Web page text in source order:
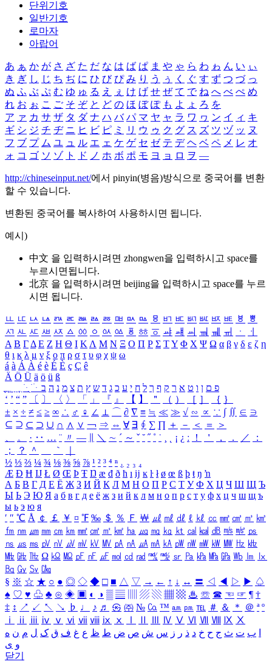
단위기호
일반기호
로마자
아랍어
あ ぁ か が さ ざ た だ な は ば ぱ ま や ゃ ら わ ゎ ん い ぃ
き ぎ し じ ち ぢ に ひ び ぴ み り う ぅ く ぐ す ず つ づ っ
ぬ ふ ぶ ぷ む ゆ ゅ る え ぇ け げ せ ぜ て で ね へ べ ぺ め
れ お ぉ こ ご そ ぞ と ど の ほ ぼ ぽ も よ ょ ろ を
ア ァ カ サ ザ タ ダ ナ ハ バ パ マ ヤ ャ ラ ワ ヮ ン イ ィ キ
ギ シ ジ チ ヂ ニ ヒ ビ ピ ミ リ ウ ゥ ク グ ス ズ ツ ヅ ッ ヌ
フ ブ プ ム ユ ュ ル エ ェ ケ ゲ セ ゼ テ デ ヘ ベ ペ メ レ オ
ォ コ ゴ ソ ゾ ト ド ノ ホ ボ ポ モ ヨ ョ ロ ヲ ―
http://chineseinput.net/에서 pinyin(병음)방식으로 중국어를 변환
할 수 있습니다.
변환된 중국어를 복사하여 사용하시면 됩니다.
예시)
中文 을 입력하시려면 zhongwen을 입력하시고 space를
누르시면됩니다.
北京 을 입력하시려면 beijing을 입력하시고 space를 누르
시면 됩니다.
ㅥ ㅦ ㅧ ㅨ ㅩ ㅪ ㅫ ㅬ ㅭ ㅮ ㅯ ㅰ ㅱ ㅲ ㅳ ㅴ ㅵ ㅶ ㅷ ㅸ
ㅹ
ㅺ ㅻ ㅼ ㅽ ㅾ ㅿ ㆀ ㆁ ㆂ ㆃ ㆄ ㆅ ㆆ ㆇ ㆈ ㆉ ㆊ ㆋ ㆌ ㆍ
ㆎ
Α Β ΓΔ Ε Ζ Η Θ Ι ΚΛ Μ Ν Ξ Ο Π Ρ Σ ΤΥ Φ Χ Ψ Ω α β γ δ ε ζ η
θ ι κ λ μ ν ξ ο π ρ σ τ υ φ χ ψ ω
á à Á À é è É È ç Ç ê
Ä Ö Ü ä ö ü ß
ִֶֹ ֻּ ׁׂ פ ם ן ו ט א ר ק ף ך ל ח י ע כ ג ד ש ץ ת צ מ נ ה ב
‘ ’ “ ” 〔 〕 〈 〉 「 」 『 』 【 】 ＂ （ ） ［ ］ ｛ ｝
± × ÷ ≠ ≤ ≥ ∞ ∴ ♂ ♀ ∠ ⊥ ⌒ ∂ ∇ ≡ ≒ ≪ ≫ √ ∽ ∝ ∵ ∫ ∬ ∈ ∋
⊆ ⊇ ⊂ ⊃ ∪ ∩ ∧ ∨ ￢ ⇒ ⇔ ∀ ∃ ∮ ∑ ∏ ＋ － ＜ ＝
＞
、
。 · ‥ … ¨ 〃 ― ＼ ∼ ´ ～ ˇ ˘ ˝ ˚ ˙ ¸ ¡ ¿ ː ！ ＇ ， ． ／
：
；
？ ＾ ｀
½ ⅓ ⅔ ¼ ¾ ⅛ ⅜ ⅝ ⅞ ¹ ² ³ ⁴ ⁿ ₁ ₂ ₃ ₄
Æ Ð Ħ Ĳ Ł Ø Œ Þ Ŧ Ŋ æ đ ð ħ ı ĳ ĸ ŀ ł ø œ ß þ ŧ ŋ ŉ
А Б В Г Д Е Ё Ж З И Й К Л М Н О П Р С Т У Ф Х Ц Ч Ш Щ Ъ
Ы Ь Э Ю Я а б в г д е ё ж з и й к л м н о п р с т у ф х ц ч ш щ ъ
ы ь э ю я
′ ″ ℃ Å ￠ ￡ ￥ ¤ ℉ ‰ ＄ ％ Ｆ ￦ ㎕ ㎖ ㎗ ℓ ㎘ ㏄ ㎣ ㎤ ㎥ ㎦
㎙ ㎚ ㎛ ㎜ ㎝ ㎞ ㎟ ㎠ ㎡ ㎢ ㏊ ㎍ ㎎ ㎏ ㏏ ㎈ ㎉ ㏈ ㎧ ㎨ ㎰
㎱ ㎲ ㎳ ㎴ ㎵ ㎶ ㎷ ㎸ ㎹ ㎀ ㎁ ㎂ ㎃ ㎄ ㎺ ㎻ ㎽ ㎾ ㎿ ㎐ ㎑
㎒ ㎓ ㎔ Ω ㏀ ㏁ ㎊ ㎋ ㎌ ㏖ ㏅ ㎭ ㎮ ㎯ ㏛ ㎩ ㎪ ㎫ ㎬ ㏝ ㏐
㏓
㏃ ㏉ ㏜ ㏆
§ ※ ☆ ★ ○ ● ◎ ◇ ◆ □ ■ △ ▽ → ← ↑ ↓ ↔ 〓 ◁ ◀ ▷ ▶ ♤
♠ ♡ ♥ ♧ ♣ ⊙ ◈ ▣ ◐ ◑ ▒ ▤ ▨ ▧ ▦ ▩ ♨ ☏ ☎ ☜ ☞ ¶ †
‡ ↕ ↗ ↙ ↖ ↘ ♭ ♩ ♪ ♬ ㉿ ㈜ № ㏇ ™ ㏂ ㏘ ℡ ＃ ＆ ＊ ＠ ª º
ⅰ
ⅱ ⅲ ⅳ ⅴ ⅵ ⅶ ⅷ ⅸ ⅹ Ⅳ Ⅴ Ⅵ Ⅶ Ⅷ Ⅸ Ⅹ
ب ت ث ج ح خ د ذ ر ز س ش ص ض ط ظ ع غ ف ق ک ل م ن ه
و ی
닫기